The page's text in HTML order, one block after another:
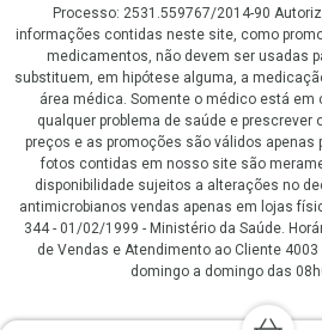
Processo: 2531.559767/2014-90
informações contidas neste site, como
medicamentos, não devem ser usadas
substituem, em hipótese alguma, a
área médica. Somente o médico está
qualquer problema de saúde e prescrever
preços e as promoções são válidos apenas
fotos contidas em nosso site são
disponibilidade sujeitos a alterações no
antimicrobianos vendas apenas em lojas
344 - 01/02/1999 - Ministério da Saúde.
de Vendas e Atendimento ao Cliente
domingo a domingo das
LGPD Aceite os Cookies